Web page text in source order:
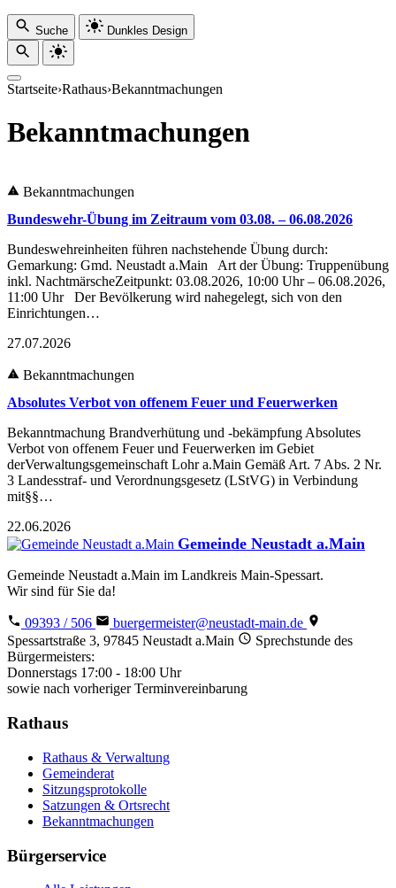
Suche Dunkles Design
Startseite›Rathaus›Bekanntmachungen
Bekanntmachungen
Bekanntmachungen
Bundeswehr-Übung im Zeitraum vom 03.08. – 06.08.2026
Bundeswehreinheiten führen nachstehende Übung durch:
Gemarkung: Gmd. Neustadt a.Main Art der Übung: Truppenübung
inkl. NachtmärscheZeitpunkt: 03.08.2026, 10:00 Uhr – 06.08.2026,
11:00 Uhr Der Bevölkerung wird nahegelegt, sich von den
Einrichtungen…
27.07.2026
Bekanntmachungen
Absolutes Verbot von offenem Feuer und Feuerwerken
Bekanntmachung Brandverhütung und -bekämpfung Absolutes
Verbot von offenem Feuer und Feuerwerken im Gebiet
derVerwaltungsgemeinschaft Lohr a.Main Gemäß Art. 7 Abs. 2 Nr.
3 Landesstraf- und Verordnungsgesetz (LStVG) in Verbindung
mit§§…
22.06.2026
Gemeinde Neustadt a.Main
Gemeinde Neustadt a.Main im Landkreis Main-Spessart.
Wir sind für Sie da!
09393 / 506
buergermeister@neustadt-main.de
Spessartstraße 3, 97845 Neustadt a.Main
Sprechstunde des
Bürgermeisters:
Donnerstags 17:00 - 18:00 Uhr
sowie nach vorheriger Terminvereinbarung
Rathaus
Rathaus & Verwaltung
Gemeinderat
Sitzungsprotokolle
Satzungen & Ortsrecht
Bekanntmachungen
Bürgerservice